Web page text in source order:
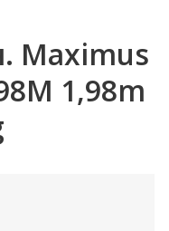
Maximus
1,98m